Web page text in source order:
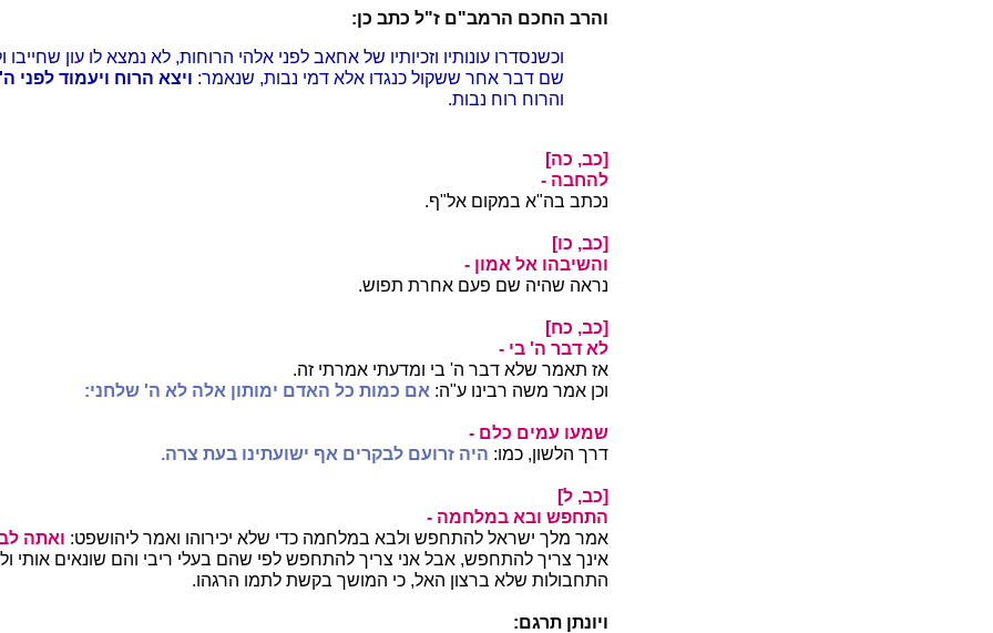
והרב החכם הרמב"ם ז"ל כתב כן:
וכשנסדרו עונותיו וזכיותיו של אחאב לפני אלהי הרוחות, לא נמצא לו עון שחייבו
שם דבר אחר ששקול כנגדו אלא דמי נבות, שנאמר: ויצא הרוח ויעמוד לפני
והרוח רוח נבות.
[כב, כה]
להחבה -
נכתב בה"א במקום אל"ף.
[כב, כו]
והשיבהו אל אמון -
נראה שהיה שם פעם אחרת תפוש.
[כב, כח]
לא דבר ה' בי -
אז תאמר שלא דבר ה' בי ומדעתי אמרתי זה.
וכן אמר משה רבינו ע"ה: אם כמות כל האדם ימותון אלה לא ה' שלחני:
שמעו עמים כלם -
דרך הלשון, כמו: היה זרועם לבקרים אף ישועתינו בעת צרה.
[כב, ל]
התחפש ובא במלחמה -
אמר מלך ישראל להתחפש ולבא במלחמה כדי שלא יכירוהו ואמר ליהושפט: ואתה
אינך צריך להתחפש, אבל אני צריך להתחפש לפי שהם בעלי ריבי והם שונאים אותי ולא
התחבולות שלא ברצון האל, כי המושך בקשת לתמו הרגהו.
ויונתן תרגם: